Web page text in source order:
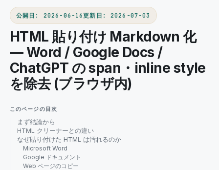
公開日 : 2026-06-16更新日 :2026-07-03
HTML 貼り付け Markdown 化
— Word / Google Docs /
ChatGPT の span・inline style
を除去 (ブラウザ内)
このページの目次
まず結論から
HTML クリーナーとの違い
なぜ貼り付けた HTML は汚れるのか
Microsoft Word
Google ドキュメント
Web ページのコピー